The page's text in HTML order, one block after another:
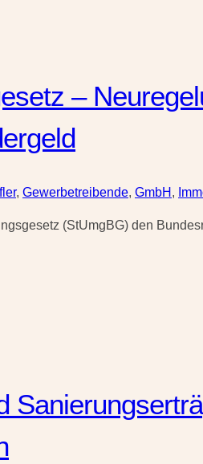
–
, Gewerbetreibende, GmbH ,
(StUmgBG) den